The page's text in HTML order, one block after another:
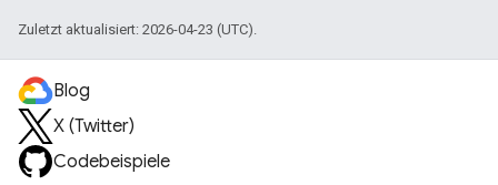
Zuletzt aktualisiert: 2026-04-23 (UTC).
Blog
X (Twitter)
Codebeispiele